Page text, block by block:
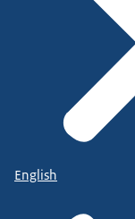
English